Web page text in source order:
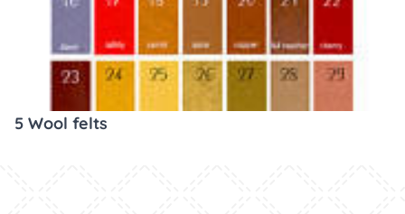
5 Wool felts